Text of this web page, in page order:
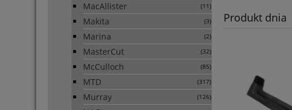
MacAllister (11)
Makita (3)
Marina (2)
MasterCut (32)
McCulloch (85)
MTD (317)
Murray (126)
Produkt dnia